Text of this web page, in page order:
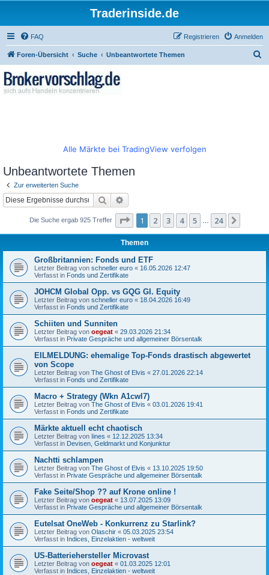
Traderinside.de
FAQ Anmelden
Registrieren
Foren-Übersicht Suche Unbeantwortete Themen
Alle Märkte bei TradingView verfolgen
Unbeantwortete Themen
Zur erweiterten Suche
Suche
Die Suche ergab 925 Treffer Seite 1von 24
1 2 3 4 5 24
Themen
Großbritannien: Fonds und ETF
Letzter Beitrag von schneller euro « 16.05.2026 12:47
Verfasst in Fonds und Zertifikate
JOHCM Global Opp. vs GQG Gl. Equity
Letzter Beitrag von schneller euro « 18.04.2026 16:49
Verfasst in Fonds und Zertifikate
Schiiten und Sunniten
Letzter Beitrag von oegeat « 29.03.2026 21:34
Verfasst in Private Gespräche und allgemeiner Börsentalk
EILMELDUNG: ehemalige Top-Fonds drastisch abgewertet
von Scope
Letzter Beitrag von The Ghost of Elvis « 27.01.2026 22:14
Verfasst in Fonds und Zertifikate
Macro + Strategy (Wkn A1cwl7)
Letzter Beitrag von The Ghost of Elvis « 03.01.2026 19:41
Verfasst in Fonds und Zertifikate
Märkte aktuell echt chaotisch
Letzter Beitrag von Iines « 12.12.2025 13:34
Verfasst in Devisen, Geldmarkt und Konjunktur
Nachtti schlampen
Letzter Beitrag von The Ghost of Elvis « 13.10.2025 19:50
Verfasst in Private Gespräche und allgemeiner Börsentalk
Fake Seite/Shop ?? auf Krone online !
Letzter Beitrag von oegeat « 13.07.2025 13:09
Verfasst in Private Gespräche und allgemeiner Börsentalk
Eutelsat OneWeb - Konkurrenz zu Starlink?
Letzter Beitrag von Olaschir « 05.03.2025 23:54
Verfasst in Indices, Einzelaktien - weltweit
US-Batteriehersteller Microvast
Letzter Beitrag von oegeat « 01.03.2025 12:01
Verfasst in Indices, Einzelaktien - weltweit